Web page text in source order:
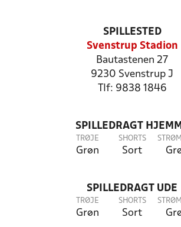
SPILLESTED
Svenstrup Stadion
Bautastenen 27
9230 Svenstrup J
Tlf: 9838 1846
SPILLEDRAGT
TRØJE
Grøn
SHORTS
Sort
SPILLEDRAGT UDE
TRØJE
Grøn
SHORTS
Sort